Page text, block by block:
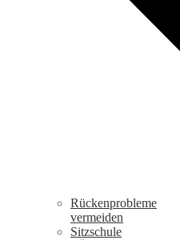
Rückenprobleme
vermeiden
Sitzschule